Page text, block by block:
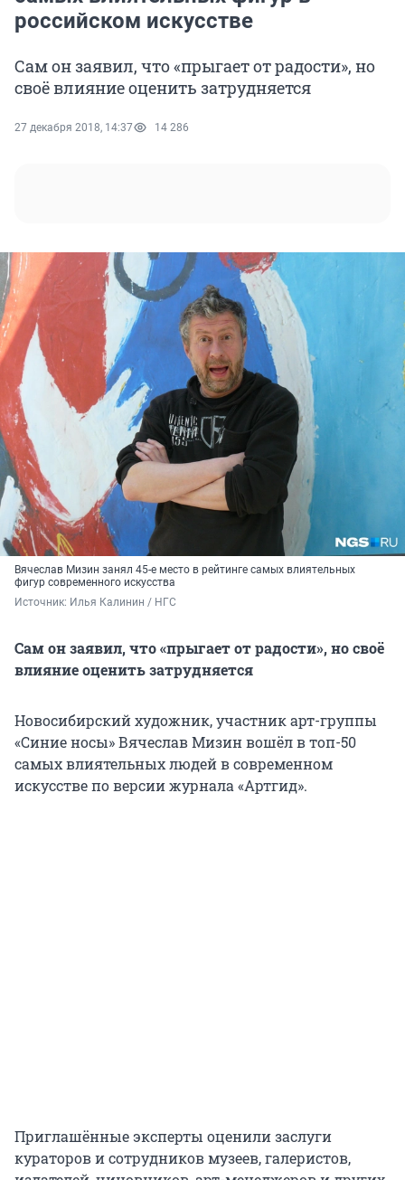
российском искусстве
Сам он заявил, что «прыгает от радости», но
своё влияние оценить затрудняется
27 декабря 2018, 14:37 14 286
Вячеслав Мизин занял 45-е место в рейтинге самых влиятельных
фигур современного искусства
Источник: Илья Калинин / НГС
Сам он заявил, что «прыгает от радости», но своё
влияние оценить затрудняется
Новосибирский художник, участник арт-группы
«Синие носы» Вячеслав Мизин вошёл в топ-50
самых влиятельных людей в современном
искусстве по версии журнала «Артгид».
Приглашённые эксперты оценили заслуги
кураторов и сотрудников музеев, галеристов,